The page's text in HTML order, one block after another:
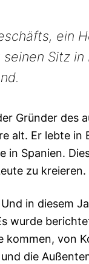
ein
Sitz
Gründer des
alt. Er lebte
Spanien.
zu kreieren.
in diesem
wurde
von
die